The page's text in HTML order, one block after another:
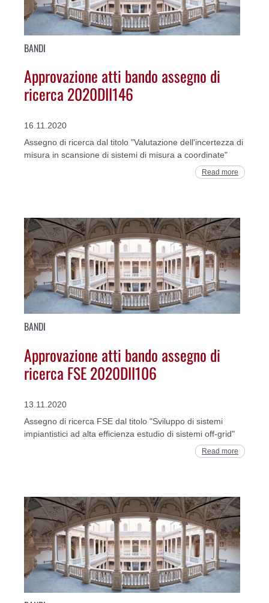
BANDI
Approvazione atti bando assegno di
ricerca 2020DII146
16.11.2020
Assegno di ricerca dal titolo "Valutazione dell'incertezza di
misura in scansione di sistemi di misura a coordinate"
Read more
BANDI
Approvazione atti bando assegno di
ricerca FSE 2020DII106
13.11.2020
Assegno di ricerca FSE dal titolo "Sviluppo di sistemi
impiantistici ad alta efficienza estudio di sistemi off-grid"
Read more